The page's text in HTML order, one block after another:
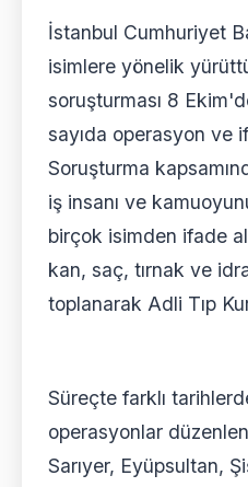
İstanbul Cumhuriyet
isimlere yönelik
soruşturması 8
sayıda operasyon ve
Soruşturma
iş insanı ve
birçok isimden ifade
kan, saç, tırnak ve
toplanarak Adli Tıp
Süreçte farklı
operasyonlar
Sarıyer, Eyüpsultan,